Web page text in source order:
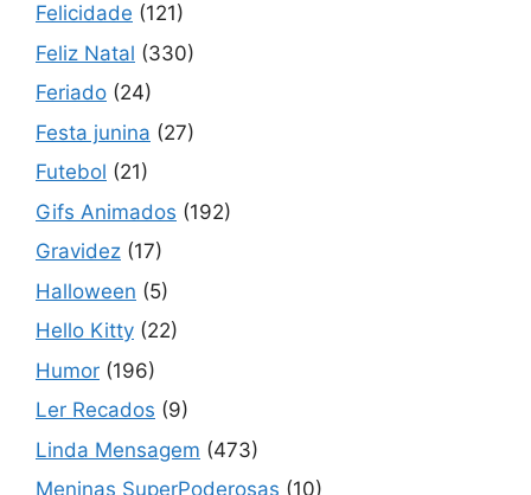
Felicidade (121)
Feliz Natal (330)
Feriado (24)
Festa junina (27)
Futebol (21)
Gifs Animados (192)
Gravidez (17)
Halloween (5)
Hello Kitty (22)
Humor (196)
Ler Recados (9)
Linda Mensagem (473)
Meninas SuperPoderosas (10)